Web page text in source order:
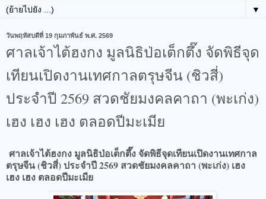
▼
วันพฤหัสบดีที่ 19 กุมภาพันธ์ พ.ศ. 2569
ศาลเจ้าไต้ฮงกง มูลนิธิป่อเต็กตึ๊ง จัดพิธีจุด
เทียนเปิดงานเทศกาลตรุษจีน (ชิวสี่)
ประจำปี 2569 สวดชัยมงคลคาถา (พะเก่ง)
เฮง เฮง เฮง ตลอดปีมะเมีย
ศาลเจ้าไต้ฮงกง มูลนิธิป่อเต็กตึ๊ง จัดพิธีจุดเทียนเปิดงานเทศกาล
ตรุษจีน (ชิวสี่) ประจำปี 2569 สวดชัยมงคลคาถา (พะเก่ง) เฮง
เฮง เฮง ตลอดปีมะเมีย